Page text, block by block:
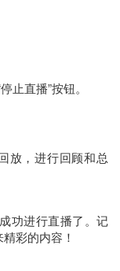
止直播”按钮。
放，进行回顾和总
功进行直播了。记
彩的内容！